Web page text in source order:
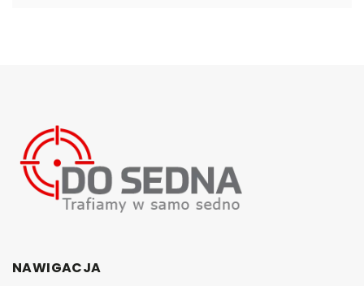
NAWIGACJA